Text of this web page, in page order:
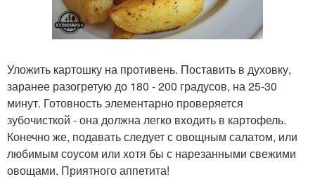
Уложить картошку на противень. Поставить в духовку,
заранее разогретую до 180 - 200 градусов, на 25-30
минут. Готовность элементарно проверяется
зубочисткой - она должна легко входить в картофель.
Конечно же, подавать следует с овощным салатом, или
любимым соусом или хотя бы с нарезанными свежими
овощами. Приятного аппетита!